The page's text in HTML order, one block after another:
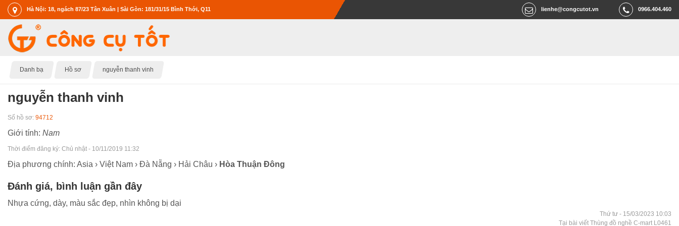
Hà Nội: 18, ngách 87/23 Tân Xuân | Sài Gòn: 181/31/15 Bình Thới, Q11 0966.404.460
lienhe@congcutot.vn
Danh bạ Hồ sơ nguyễn thanh vinh
nguyễn thanh vinh
Số hồ sơ: 94712
Giới tính: Nam
Thời điểm đăng ký: Chủ nhật - 10/11/2019 11:32
Địa phương chính: Asia › Việt Nam › Đà Nẵng › Hải Châu › Hòa Thuận Đông
Đánh giá, bình luận gần đây
Nhựa cứng, dày, màu sắc đẹp, nhìn không bị dại
Thứ tư - 15/03/2023 10:03
Tại bài viết Thùng đồ nghề C-mart L0461